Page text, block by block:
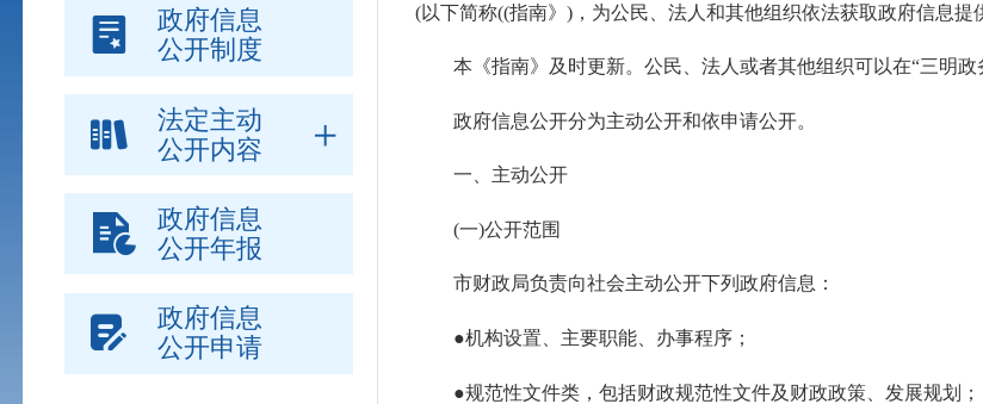
政府信息
公开制度
法定主动
公开内容
政府信息
公开年报
政府信息
公开申请
(以下简称((指南》)，为公民、法人和其他组织依法获取政府信息提
本《指南》及时更新。公民、法人或者其他组织可以在“三明政
政府信息公开分为主动公开和依申请公开。
一、主动公开
(一)公开范围
市财政局负责向社会主动公开下列政府信息：
●机构设置、主要职能、办事程序；
●规范性文件类，包括财政规范性文件及财政政策、发展规划；